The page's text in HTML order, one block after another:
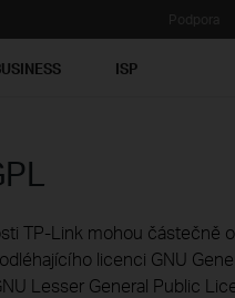
ISP
TP-Link mohou částečně
licenci GNU
Lesser General Public